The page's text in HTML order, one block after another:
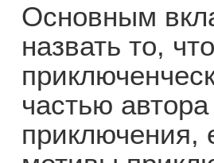
Основным
назвать то,
частью
приключения,